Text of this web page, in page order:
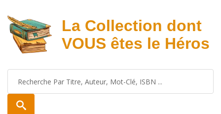
La Collection dont
VOUS êtes le Héros